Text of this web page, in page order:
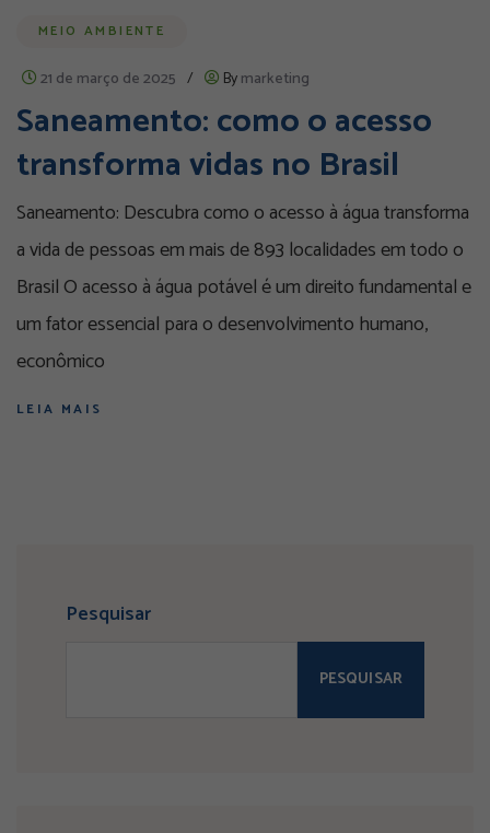
MEIO AMBIENTE
21 de março de 2025 / Bymarketing
Saneamento: como o acesso
transforma vidas no Brasil
Saneamento: Descubra como o acesso à água transforma
a vida de pessoas em mais de 893 localidades em todo o
Brasil O acesso à água potável é um direito fundamental e
um fator essencial para o desenvolvimento humano,
econômico
LEIA MAIS
Pesquisar
PESQUISAR